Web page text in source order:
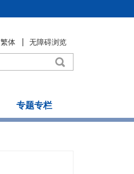
繁体 无障碍浏览
专题专栏